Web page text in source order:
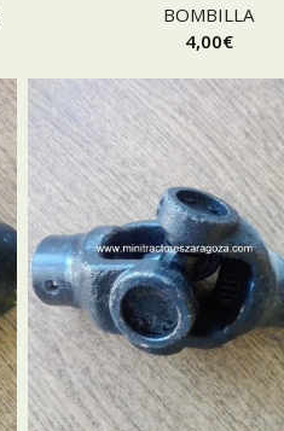
BOMBILLA
4,00€